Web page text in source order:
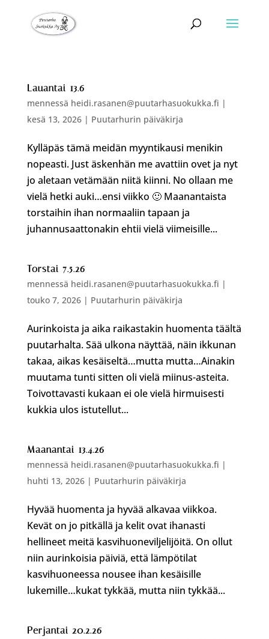
Lauantai 13.6
mennessä heidi.rasanen@puutarhasuokukka.fi |
kesä 13, 2026| Puutarhurin päiväkirja
Kylläpäs tämä meidän myyntikausi menikin
nopeasti. Just äskenhän me avattiin ovet ja nyt
jo aletaan vetämään niitä kiinni. No ollaan me
vielä hetki auki…ensi viikko 🙂 Maanantaista
torstaihin ihan normaaliin tapaan ja
juhannusaattonakin ehtii vielä viimeisille...
Torstai 7.5.26
mennessä heidi.rasanen@puutarhasuokukka.fi |
touko 7, 2026| Puutarhurin päiväkirja
Aurinkoista ja aika raikastakin huomenta täältä
puutarhalta. Sää ulkona näyttää, näin ikkunan
takaa, aikas kesäiseltä…mutta mutta…Ainakin
muutama tunti sitten oli vielä miinus-asteita.
Toivottavasti kukaan ei ole vielä hirmuisesti
kukkia ulos istutellut...
Maanantai 13.4.26
mennessä heidi.rasanen@puutarhasuokukka.fi |
huhti 13, 2026| Puutarhurin päiväkirja
Hyvää huomenta ja hyvää alkavaa viikkoa.
Kevät on jo pitkällä ja kelit ovat ihanasti
hellineet meitä kasvihuoneviljelijöitä. On ollut
niin aurinkoisia päiviä, että lämpötilat
kasvihuoneessa nousee ihan kesäisille
lukemille…kukat tykkää, mutta niin tykkää...
Perjantai 20.2.26